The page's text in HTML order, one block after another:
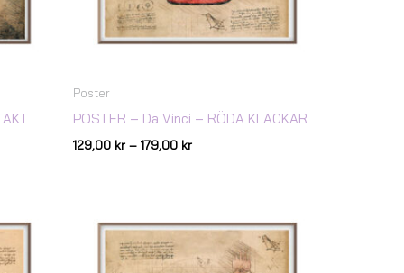
Poster
POSTER – Da Vinci – RÖDA KLACKAR
129,00 kr – 179,00 kr
till
179,00 kr